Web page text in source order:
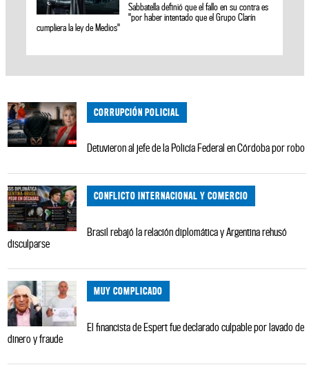
Sabbatella definió que el fallo en su contra es
"por haber intentado que el Grupo Clarín
cumpliera la ley de Medios"
CORRUPCIÓN POLICIAL
Detuvieron al jefe de la Policía Federal en Córdoba por robo
CONFLICTO INTERNACIONAL Y COMERCIO
Brasil rebajó la relación diplomática y Argentina rehusó
disculparse
MUY COMPLICADO
El financista de Espert fue declarado culpable por lavado de
dinero y fraude